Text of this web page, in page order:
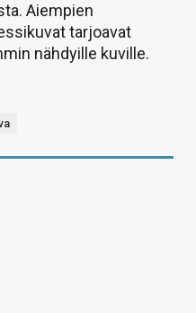
Aiempien
tarjoavat
nähdyille kuville.